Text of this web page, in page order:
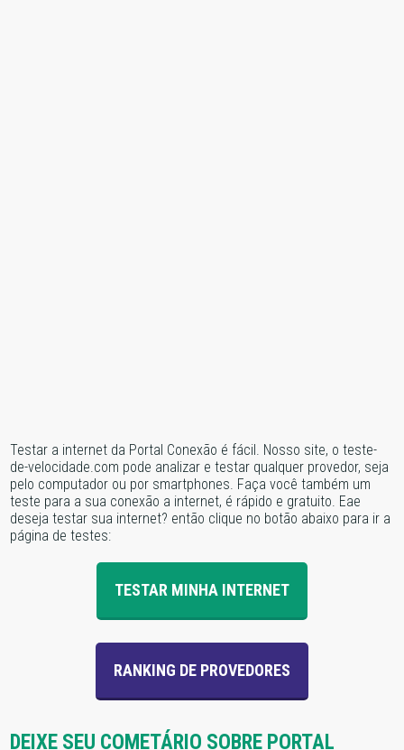
Testar a internet da Portal Conexão é fácil. Nosso site, o teste-
de-velocidade.com pode analizar e testar qualquer provedor, seja
pelo computador ou por smartphones. Faça você também um
teste para a sua conexão a internet, é rápido e gratuito. Eae
deseja testar sua internet? então clique no botão abaixo para ir a
página de testes:
TESTAR MINHA INTERNET
RANKING DE PROVEDORES
DEIXE SEU COMETÁRIO SOBRE PORTAL